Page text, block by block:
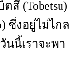
ตสึ (Tobetsu)
ซึ่งอยู่ไม่ไกล
นนี้เราจะพา